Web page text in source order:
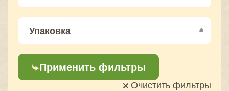
Упаковка
Применить фильтры
Очистить фильтры